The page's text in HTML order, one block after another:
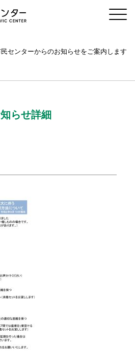
センターからのお知らせをご案内します
らせ詳細